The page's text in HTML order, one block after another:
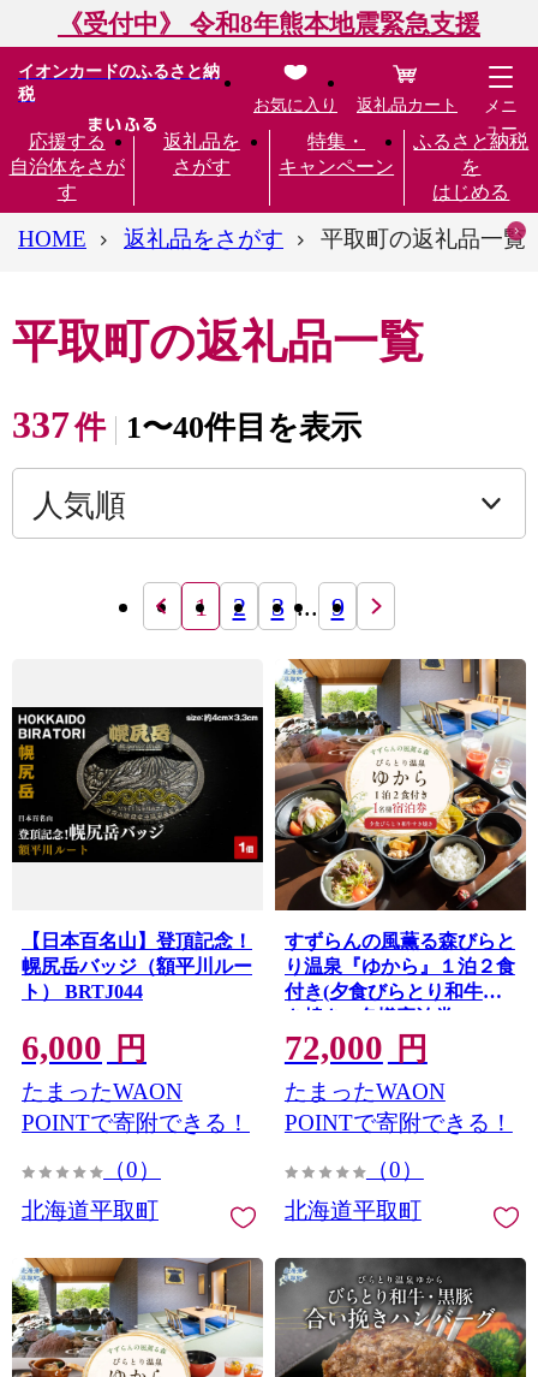
《受付中》 令和8年熊本地震緊急支援
イオンカードのふるさと納
税
応援する
自治体をさが
す
返礼品を
さがす
特集・
キャンペーン
ふるさと納税
を
はじめる
お気に入り 返礼品カート
メニ
ュー
HOME 返礼品をさがす 平取町の返礼品一覧
平取町の返礼品一覧
337件 1〜40件目を表示
1 2 3 ... 9
【日本百名山】登頂記念！
幌尻岳バッジ（額平川ルー
ト） BRTJ044
6,000 円
たまったWAON
POINTで寄附できる！
（0）
北海道平取町
すずらんの風薫る森びらと
り温泉『ゆから』１泊２食
付き(夕食びらとり和牛す
き焼き)1名様宿泊券
BRTC012
72,000 円
たまったWAON
POINTで寄附できる！
（0）
北海道平取町